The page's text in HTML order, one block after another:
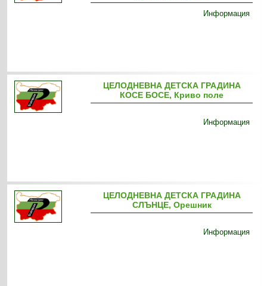
Информация
ЦEЛОДНЕВНА ДЕТСКА ГРАДИНА
КОСЕ БОСЕ, Криво поле
Информация
ЦЕЛОДНЕВНА ДЕТСКА ГРАДИНА
СЛЪНЦЕ, Орешник
Информация